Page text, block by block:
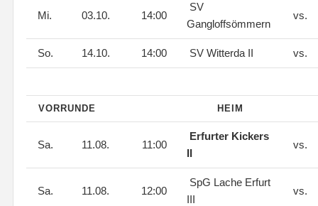
Mi. 03.10. 14:00
SV
Gangloffsömmern
vs.
So. 14.10. 14:00 SV Witterda II vs.
VORRUNDE HEIM
Sa. 11.08. 11:00
Erfurter Kickers
II
vs.
Sa. 11.08. 12:00
SpG Lache Erfurt
III
vs.